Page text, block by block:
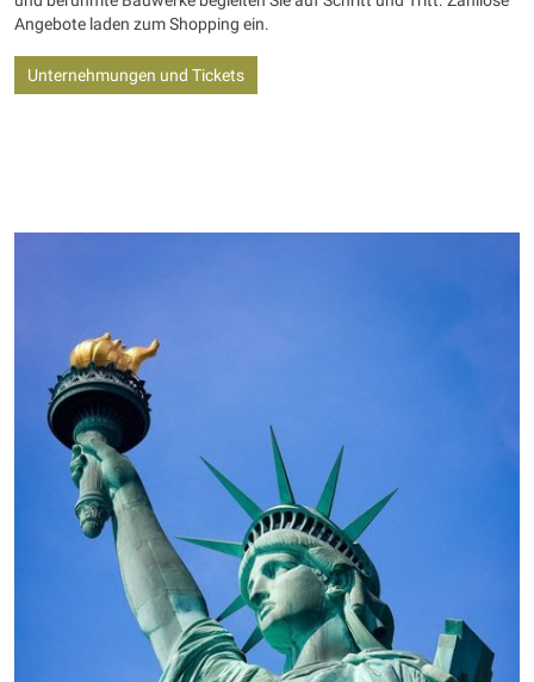
Angebote laden zum Shopping ein.
Unternehmungen und Tickets